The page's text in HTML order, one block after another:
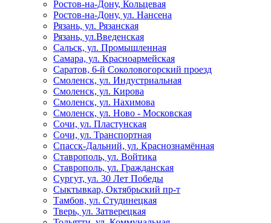
Ростов-на-Дону, Кольцевая
Ростов-на-Дону, ул. Нансена
Рязань, ул. Рязанская
Рязань, ул.Введенская
Сальск, ул. Промышленная
Самара, ул. Красноармейская
Саратов, 6-й Соколовогорский проезд
Смоленск, ул. Индустриальная
Смоленск, ул. Кирова
Смоленск, ул. Нахимова
Смоленск, ул. Ново - Московская
Сочи, ул. Пластунская
Сочи, ул. Транспортная
Спасск-Дальний, ул. Краснознамённая
Ставрополь, ул. Войтика
Ставрополь, ул. Гражданская
Сургут, ул. 30 Лет Победы
Сыктывкар, Октябрьский пр-т
Тамбов, ул. Студинецкая
Тверь, ул. Затверецкая